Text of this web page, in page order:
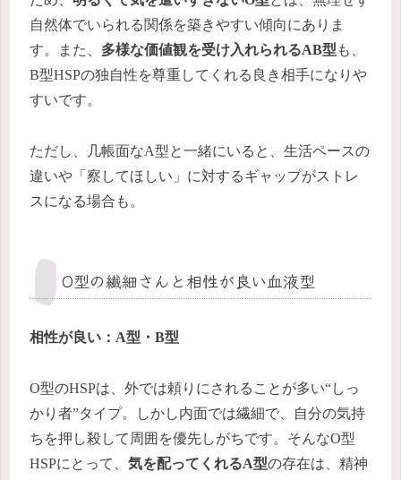
自然体でいられる関係を築きやすい傾向にありま
す。また、 多様な価値観を受け入れられるAB型 も、
B型HSPの独自性を尊重してくれる良き相手になりや
すいです。
ただし、几帳面なA型と一緒にいると、生活ペースの
違いや「察してほしい」に対するギャップがストレ
スになる場合も。
O型の繊細さんと相性が良い血液型
相性が良い：A型・B型
O型のHSPは、外では頼りにされることが多い“しっ
かり者”タイプ。しかし内面では繊細で、自分の気持
ちを押し殺して周囲を優先しがちです。そんなO型
HSPにとって、 気を配ってくれるA型の存在は、精神